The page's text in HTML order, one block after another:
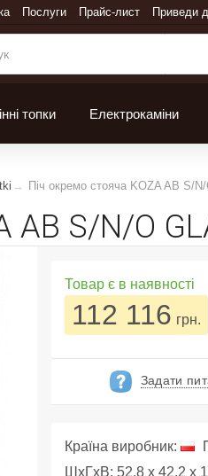
Послуги Прайс-лист Приведи
топки Електрокаміни
Піч окремо стояча KOZA AB S/
AB S/N/O
Товар є в наявності
112 116 грн.
Задати
Країна виробник:
ШхГхВ: 52.8 x 42.2 x